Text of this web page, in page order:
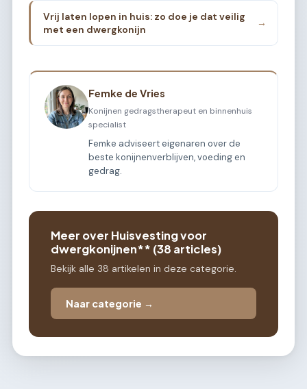
Vrij laten lopen in huis: zo doe je dat veilig
met een dwergkonijn
→
Femke de Vries
Konijnen gedragstherapeut en binnenhuis
specialist
Femke adviseert eigenaren over de
beste konijnenverblijven, voeding en
gedrag.
Meer over Huisvesting voor
dwergkonijnen** (38 articles)
Bekijk alle 38 artikelen in deze categorie.
Naar categorie →